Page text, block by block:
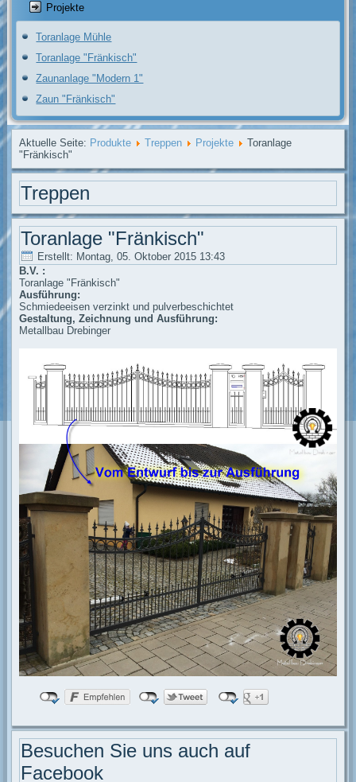
Projekte
Toranlage Mühle
Toranlage "Fränkisch"
Zaunanlage "Modern 1"
Zaun "Fränkisch"
Aktuelle Seite: Produkte Treppen Projekte
Toranlage
"Fränkisch"
Treppen
Toranlage "Fränkisch"
Erstellt: Montag, 05. Oktober 2015 13:43
B.V. :
Toranlage "Fränkisch"
Ausführung:
Schmiedeeisen verzinkt und pulverbeschichtet
Gestaltung, Zeichnung und Ausführung:
Metallbau Drebinger
Besuchen Sie uns auch auf
Facebook